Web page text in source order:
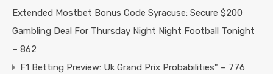
Extended Mostbet Bonus Code Syracuse: Secure $200
Gambling Deal For Thursday Night Night Football Tonight
– 862
F1 Betting Preview: Uk Grand Prix Probabilities" – 776